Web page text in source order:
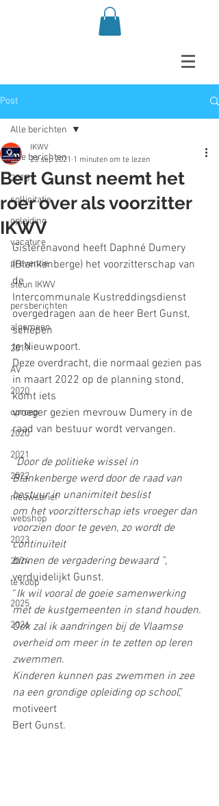
Post
Alle berichten
2018
sollicitatie
opleiding
vacature
preventie
steun IKWV
persberichten
algemeen
2019
AV
2020
oproep
2020
2021
2022
nieuwsbrief
webshop
2023
2024
te koop
2025
2026
Alle berichten
Bert Gunst neemt het
roer over als voorzitter
IKWV
IKWV
23 sep 2021 1 minuten om te lezen
Gisterenavond heeft Daphné Dumery
(Blankenberge) het voorzitterschap van
de
Intercommunale Kustreddingsdienst
overgedragen aan de heer Bert Gunst,
schepen
te Nieuwpoort.
Deze overdracht, die normaal gezien pas
in maart 2022 op de planning stond,
komt iets
vroeger gezien mevrouw Dumery in de
raad van bestuur wordt vervangen.
“Door de politieke wissel in
Blankenberge werd door de raad van
bestuur in unanimiteit beslist
om het voorzitterschap iets vroeger dan
voorzien door te geven, zo wordt de
continuïteit
binnen de vergadering bewaard ”,
verduidelijkt Gunst.
“Ik wil vooral de goeie samenwerking
met de kustgemeenten in stand houden.
Ook zal ik aandringen bij de Vlaamse
overheid om meer in te zetten op leren
zwemmen.
Kinderen kunnen pas zwemmen in zee
na een grondige opleiding op school,”
motiveert
Bert Gunst.